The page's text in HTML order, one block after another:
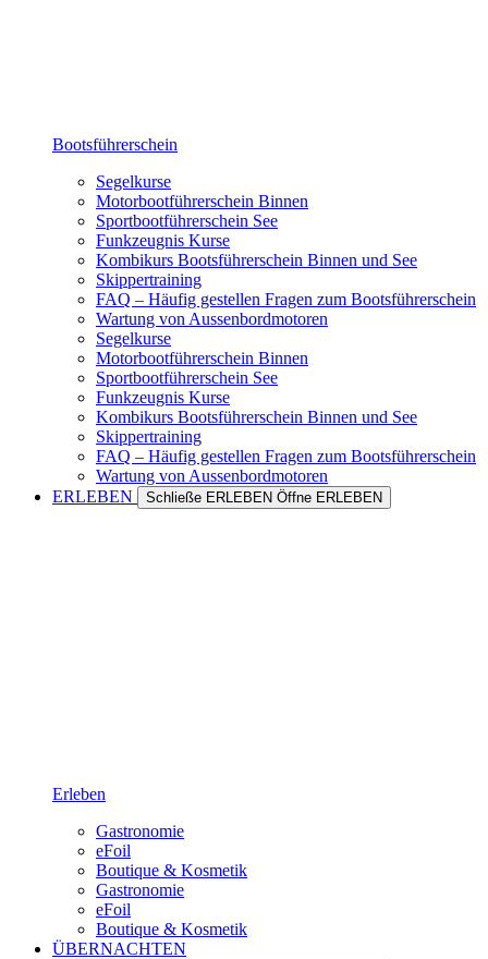
Bootsführerschein
Segelkurse
Motorbootführerschein Binnen
Sportbootführerschein See
Funkzeugnis Kurse
Kombikurs Bootsführerschein Binnen und See
Skippertraining
FAQ – Häufig gestellen Fragen zum Bootsführerschein
Wartung von Aussenbordmotoren
Segelkurse
Motorbootführerschein Binnen
Sportbootführerschein See
Funkzeugnis Kurse
Kombikurs Bootsführerschein Binnen und See
Skippertraining
FAQ – Häufig gestellen Fragen zum Bootsführerschein
Wartung von Aussenbordmotoren
ERLEBEN
Schließe ERLEBEN Öffne ERLEBEN
Erleben
Gastronomie
eFoil
Boutique & Kosmetik
Gastronomie
eFoil
Boutique & Kosmetik
ÜBERNACHTEN